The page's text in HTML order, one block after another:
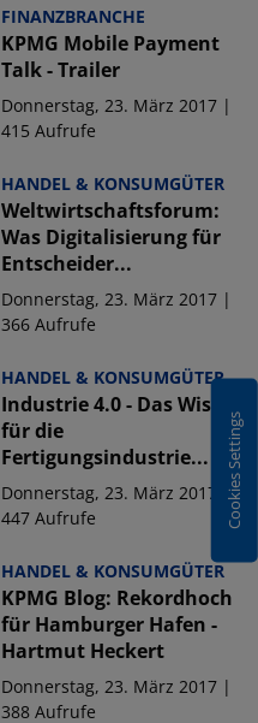
FINANZBRANCHE
KPMG Mobile Payment
Talk - Trailer
Donnerstag, 23. März 2017 |
415 Aufrufe
HANDEL & KONSUMGÜTER
Weltwirtschaftsforum:
Was Digitalisierung für
Entscheider...
Donnerstag, 23. März 2017 |
366 Aufrufe
HANDEL & KONSUMGÜTER
Industrie 4.0 - Das Wissen
für die
Fertigungsindustrie...
Donnerstag, 23. März 2017 |
447 Aufrufe
HANDEL & KONSUMGÜTER
KPMG Blog: Rekordhoch
für Hamburger Hafen -
Hartmut Heckert
Donnerstag, 23. März 2017 |
388 Aufrufe
Cookies Settings